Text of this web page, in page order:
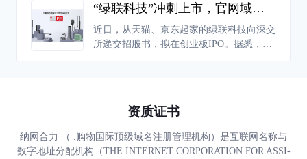
“绿联科技”冲刺上市，官网域名后缀为何不用“.com”
近日，从天猫、京东起家的绿联科技向深交
所递交招股书，拟在创业板IPO。据悉，绿
资质证书
纳网合力 （ .购物国际顶级域名注册管理机构）是互联网名称与
数字地址分配机构（THE INTERNET CORPORATION FOR ASSI-